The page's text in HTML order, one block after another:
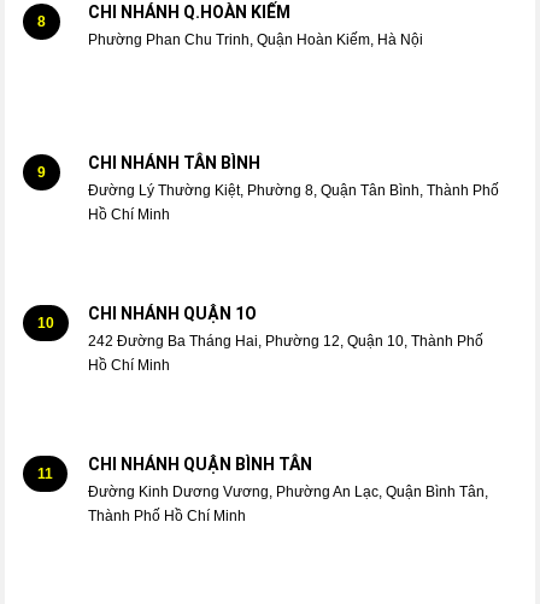
8 CHI NHÁNH Q.HOÀN KIẾM
Phường Phan Chu Trinh, Quận Hoàn Kiếm, Hà Nội
9 CHI NHÁNH TÂN BÌNH
Đường Lý Thường Kiệt, Phường 8, Quận Tân Bình, Thành Phố
Hồ Chí Minh
10 CHI NHÁNH QUẬN 1O
242 Đường Ba Tháng Hai, Phường 12, Quận 10, Thành Phố
Hồ Chí Minh
11 CHI NHÁNH QUẬN BÌNH TÂN
Đường Kinh Dương Vương, Phường An Lạc, Quận Bình Tân,
Thành Phố Hồ Chí Minh